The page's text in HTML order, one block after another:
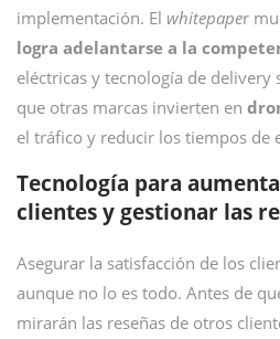
implementación. El whitepaper
logra adelantarse a la
eléctricas y tecnología de
que otras marcas invierten en
el tráfico y reducir los tiempos de
Tecnología para
clientes y gestionar las
Asegurar la satisfacción de los
aunque no lo es todo. Antes de
mirarán las reseñas de otros